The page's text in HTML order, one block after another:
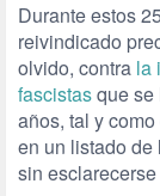
Durante estos
reivindicado
olvido, contra la
fascistasque se
años, tal y
en un listado
sin